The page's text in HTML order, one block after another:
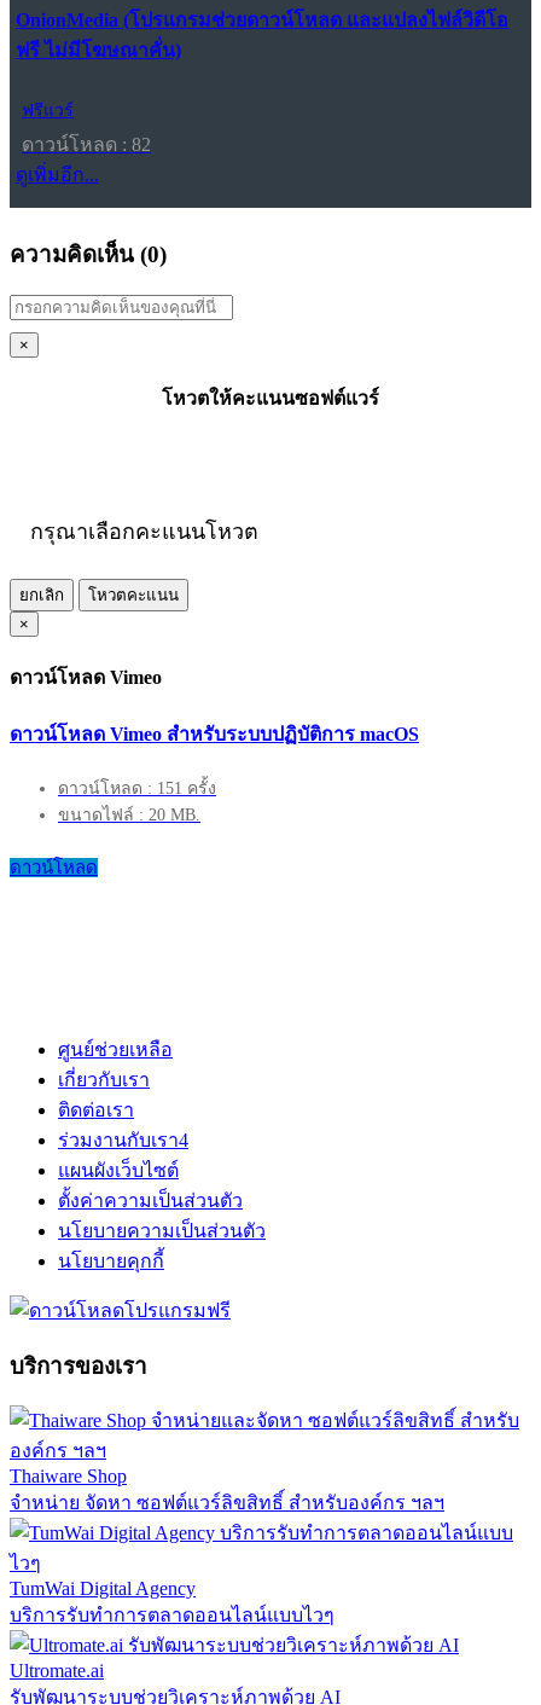
OnionMedia (โปรแกรมช่วยดาวน์โหลด และแปลงไฟล์วิดีโอ
ฟรี ไม่มีโฆษณาคั่น)
ฟรีแวร์
ดาวน์โหลด : 82
ดูเพิ่มอีก...
ความคิดเห็น (0)
×
โหวตให้คะแนนซอฟต์แวร์
กรุณาเลือกคะแนนโหวต
ยกเลิก
โหวตคะแนน
×
ดาวน์โหลด Vimeo
ดาวน์โหลด Vimeo สำหรับระบบปฏิบัติการ macOS
ดาวน์โหลด : 151 ครั้ง
ขนาดไฟล์ : 20 MB.
ดาวน์โหลด
ศูนย์ช่วยเหลือ
เกี่ยวกับเรา
ติดต่อเรา
ร่วมงานกับเรา4
แผนผังเว็บไซต์
ตั้งค่าความเป็นส่วนตัว
นโยบายความเป็นส่วนตัว
นโยบายคุกกี้
บริการของเรา
Thaiware Shop
จำหน่าย จัดหา ซอฟต์แวร์ลิขสิทธิ์ สำหรับองค์กร ฯลฯ
TumWai Digital Agency
บริการรับทำการตลาดออนไลน์แบบไวๆ
Ultromate.ai
รับพัฒนาระบบช่วยวิเคราะห์ภาพด้วย AI